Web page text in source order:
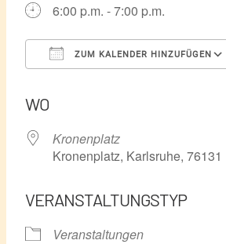
6:00 p.m. - 7:00 p.m.
ZUM KALENDER HINZUFÜGEN
WO
Kronenplatz
Kronenplatz, Karlsruhe, 76131
VERANSTALTUNGSTYP
Veranstaltungen